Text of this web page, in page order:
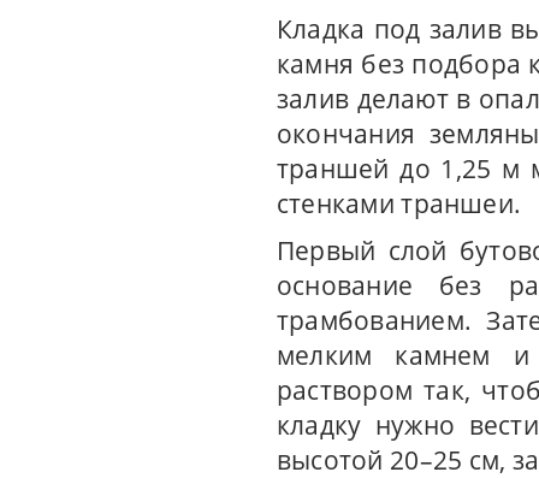
Кладка под залив
камня без подбора
залив делают в
окончания
траншей до 1,25 м
стенками траншеи.
Первый слой
основание без
трамбованием.
мелким камнем
раствором так,
кладку нужно
высотой 20–25 см,